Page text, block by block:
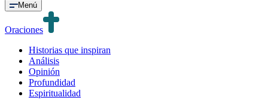
Menú
Oraciones
Historias que inspiran
Análisis
Opinión
Profundidad
Espiritualidad